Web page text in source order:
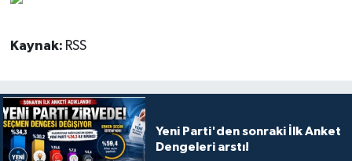
Kaynak: RSS
Yeni Parti'den sonraki İlk Anket
Dengeleri arstı!